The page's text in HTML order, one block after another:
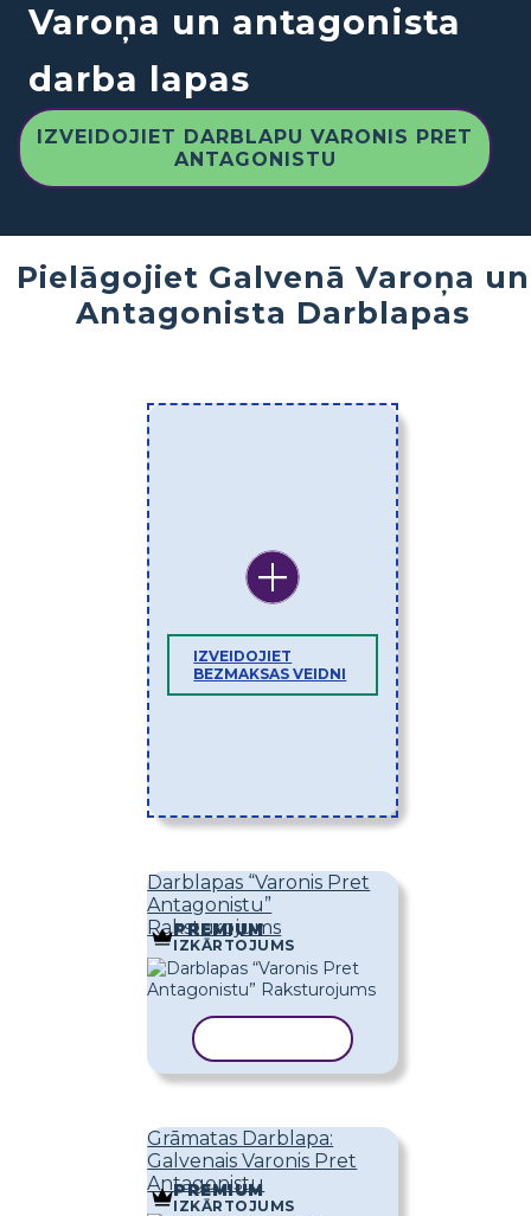
Varoņa un antagonista
darba lapas
IZVEIDOJIET DARBLAPU VARONIS PRET
ANTAGONISTU
Pielāgojiet Galvenā Varoņa un
Antagonista Darblapas
IZVEIDOJIET
BEZMAKSAS VEIDNI
Darblapas “Varonis Pret
Antagonistu”
Raksturojums
PREMIUM
IZKĀRTOJUMS
Grāmatas Darblapa:
Galvenais Varonis Pret
Antagonistu
PREMIUM
IZKĀRTOJUMS